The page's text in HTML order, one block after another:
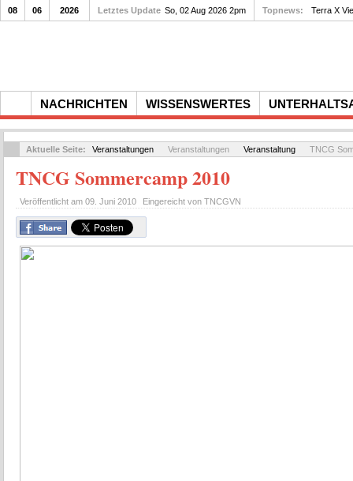
NACHRICHTEN WISSENSWERTES
08 06 2026 Letztes Update So, 02 Aug 2026 2pm Topnews: Terra X
Aktuelle Seite: Veranstaltungen Veranstaltungen Veranstaltung TNCG
TNCG Sommercamp 2010
Veröffentlicht am 09. Juni 2010 Eingereicht von TNCGVN